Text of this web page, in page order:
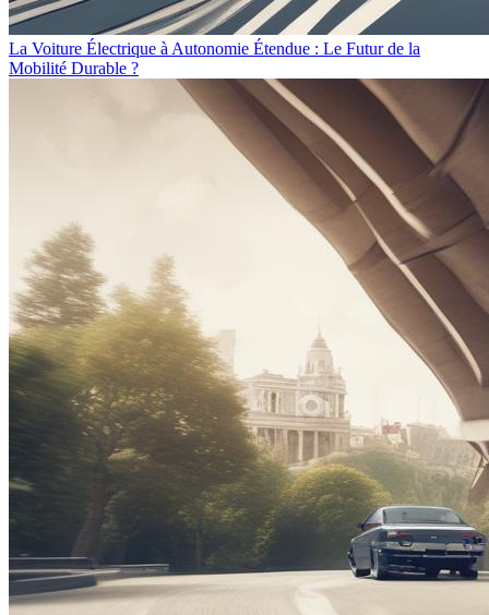
La Voiture Électrique à Autonomie Étendue : Le Futur de la
Mobilité Durable ?